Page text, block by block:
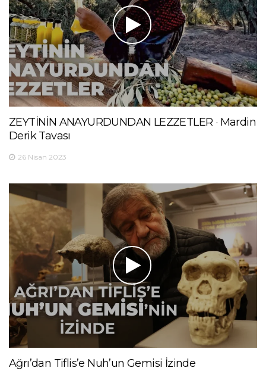
ZEYTİNİN ANAYURDUNDAN LEZZETLER · Mardin
Derik Tavası
26 Nisan 2023
Ağrı’dan Tiflis’e Nuh’un Gemisi İzinde